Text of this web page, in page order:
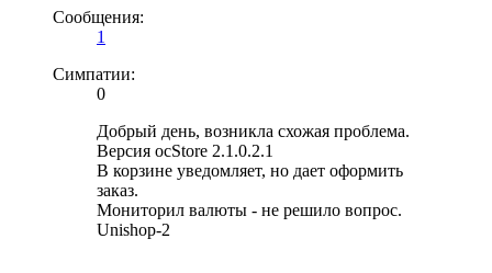
Сообщения:
1
Симпатии:
0
Добрый день, возникла схожая проблема.
Версия ocStore 2.1.0.2.1
В корзине уведомляет, но дает оформить
заказ.
Мониторил валюты - не решило вопрос.
Unishop-2